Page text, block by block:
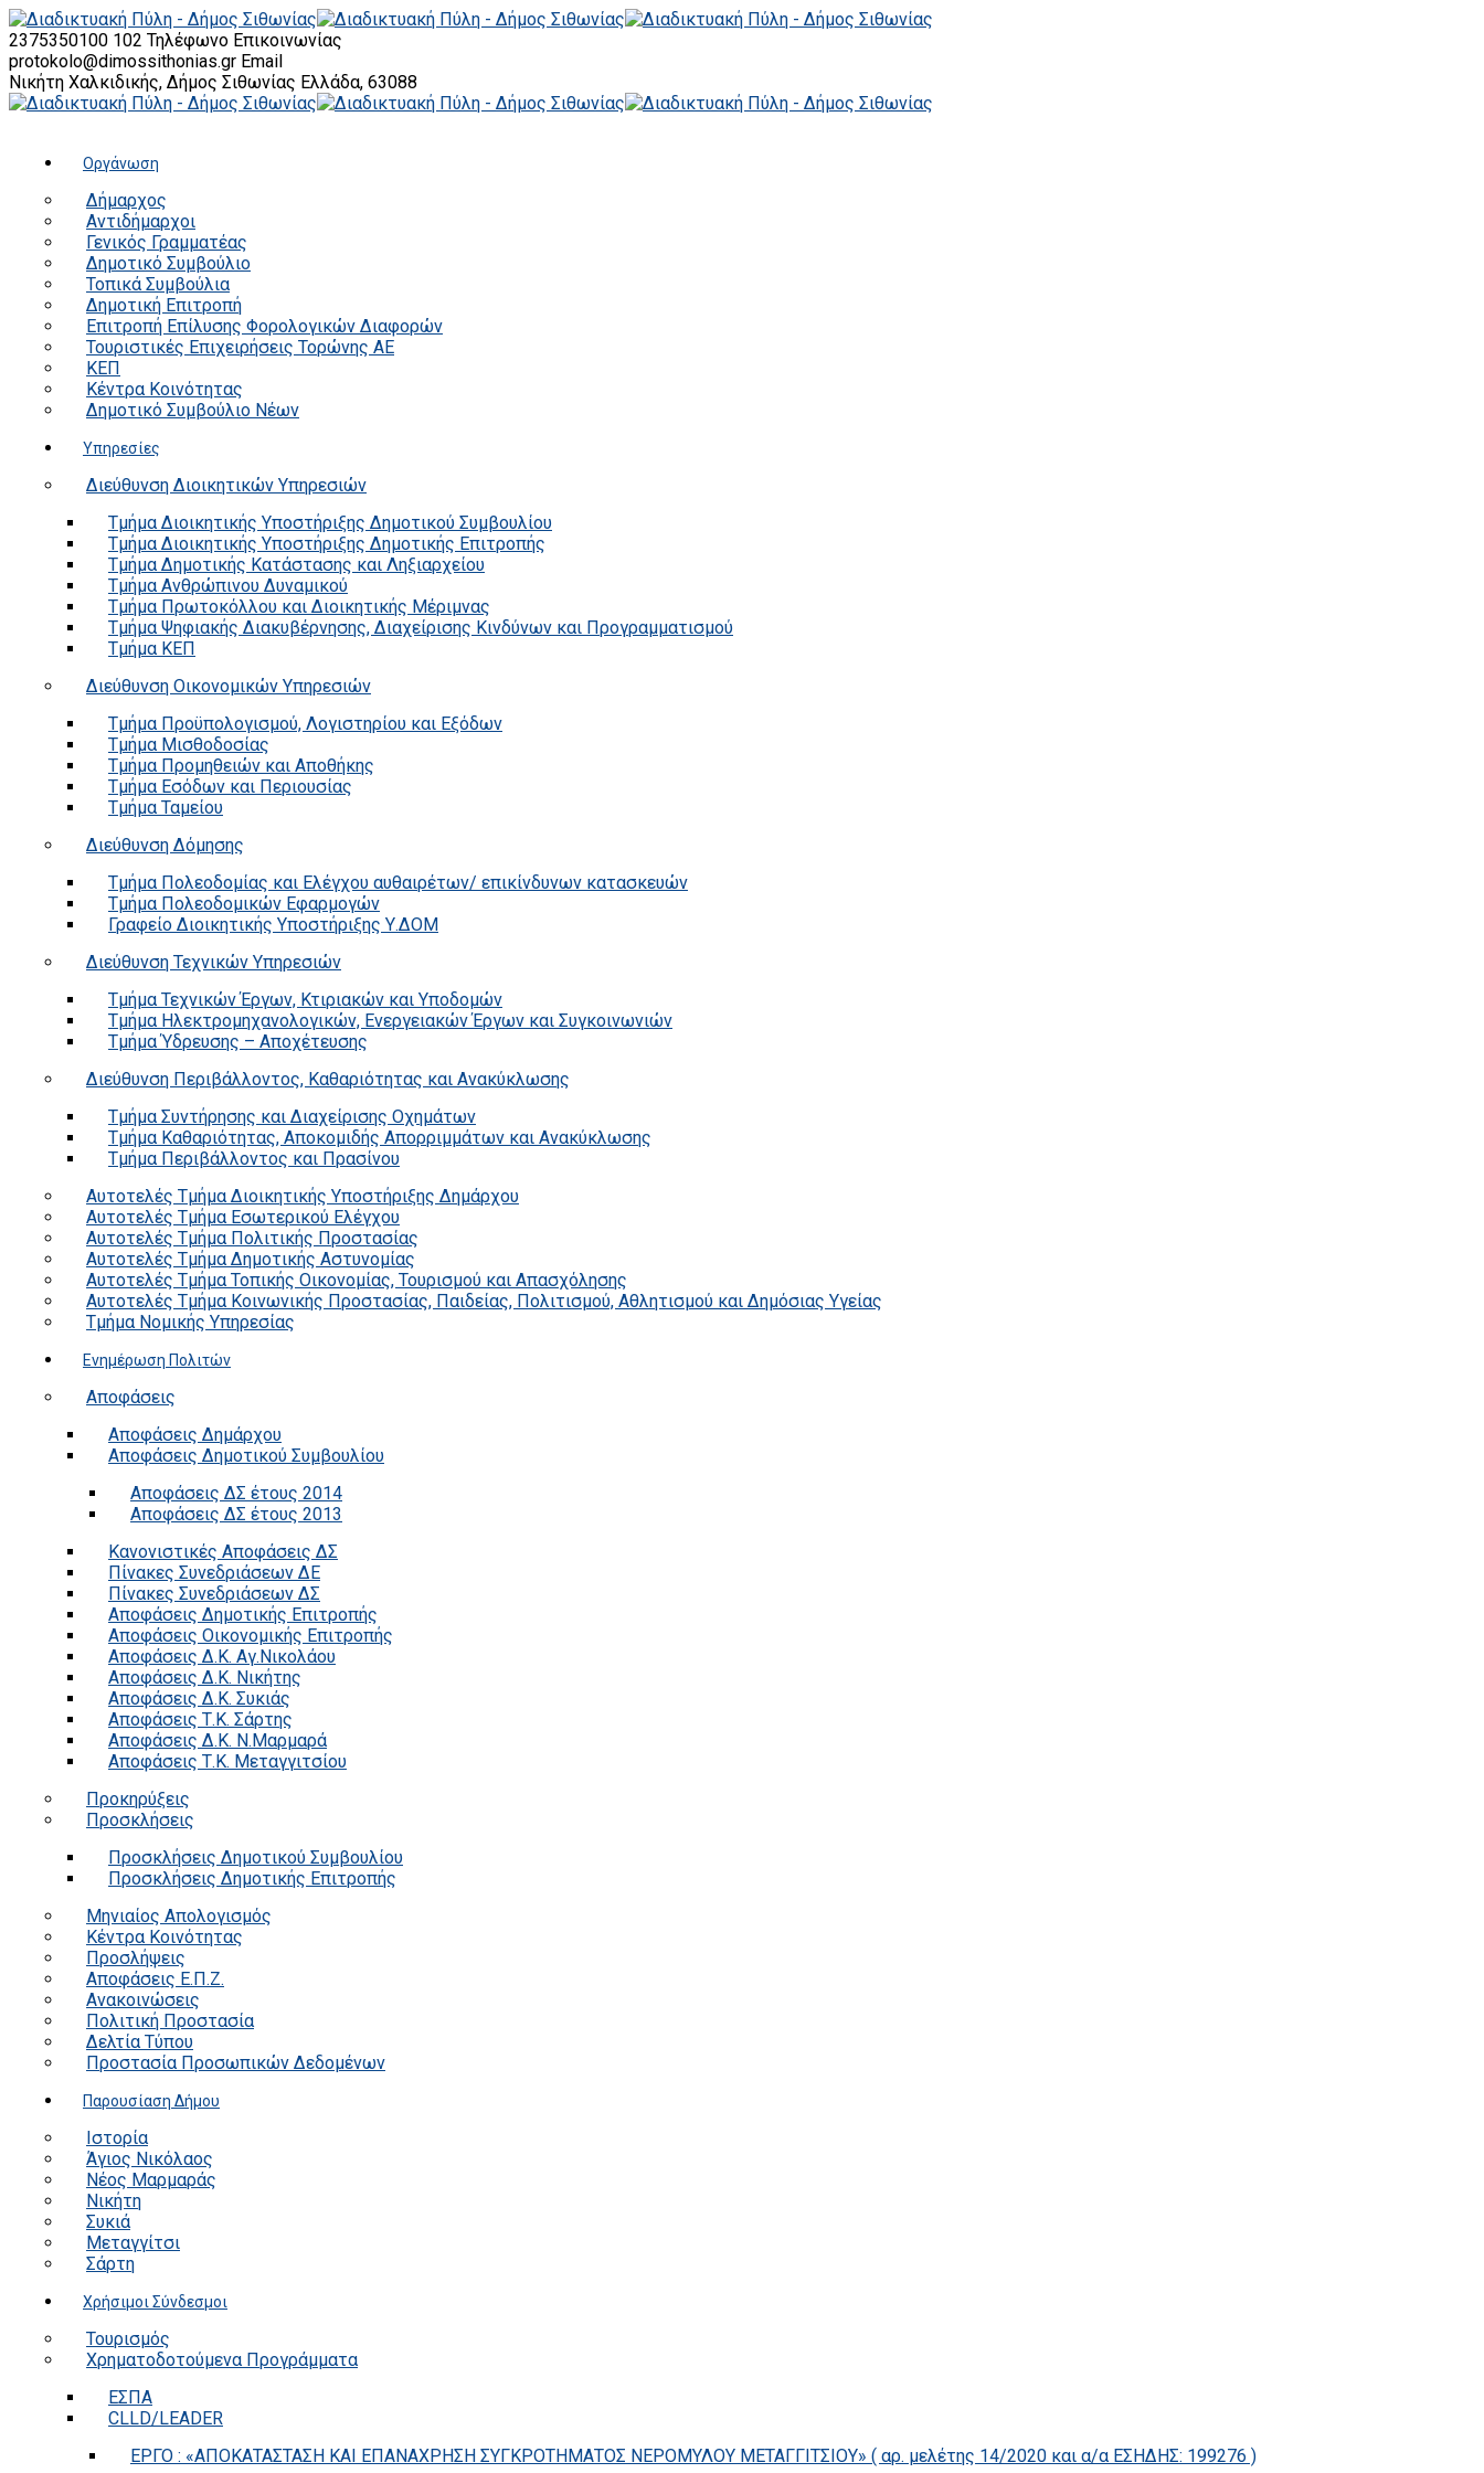
2375350100 102 Τηλέφωνο Επικοινωνίας
protokolo@dimossithonias.gr Email
Νικήτη Χαλκιδικής, Δήμος Σιθωνίας Ελλάδα, 63088
Οργάνωση
Δήμαρχος
Αντιδήμαρχοι
Γενικός Γραμματέας
Δημοτικό Συμβούλιο
Τοπικά Συμβούλια
Δημοτική Επιτροπή
Επιτροπή Επίλυσης Φορολογικών Διαφορών
Τουριστικές Επιχειρήσεις Τορώνης ΑΕ
ΚΕΠ
Κέντρα Κοινότητας
Δημοτικό Συμβούλιο Νέων
Υπηρεσίες
Διεύθυνση Διοικητικών Υπηρεσιών
Τμήμα Διοικητικής Υποστήριξης Δημοτικού Συμβουλίου
Τμήμα Διοικητικής Υποστήριξης Δημοτικής Επιτροπής
Τμήμα Δημοτικής Κατάστασης και Ληξιαρχείου
Τμήμα Ανθρώπινου Δυναμικού
Τμήμα Πρωτοκόλλου και Διοικητικής Μέριμνας
Τμήμα Ψηφιακής Διακυβέρνησης, Διαχείρισης Κινδύνων και Προγραμματισμού
Τμήμα ΚΕΠ
Διεύθυνση Οικονομικών Υπηρεσιών
Τμήμα Προϋπολογισμού, Λογιστηρίου και Εξόδων
Τμήμα Μισθοδοσίας
Τμήμα Προμηθειών και Αποθήκης
Τμήμα Εσόδων και Περιουσίας
Τμήμα Ταμείου
Διεύθυνση Δόμησης
Τμήμα Πολεοδομίας και Ελέγχου αυθαιρέτων/ επικίνδυνων κατασκευών
Τμήμα Πολεοδομικών Εφαρμογών
Γραφείο Διοικητικής Υποστήριξης Υ.ΔΟΜ
Διεύθυνση Τεχνικών Υπηρεσιών
Τμήμα Τεχνικών Έργων, Κτιριακών και Υποδομών
Τμήμα Ηλεκτρομηχανολογικών, Ενεργειακών Έργων και Συγκοινωνιών
Τμήμα Ύδρευσης – Αποχέτευσης
Διεύθυνση Περιβάλλοντος, Καθαριότητας και Ανακύκλωσης
Τμήμα Συντήρησης και Διαχείρισης Οχημάτων
Τμήμα Καθαριότητας, Αποκομιδής Απορριμμάτων και Ανακύκλωσης
Τμήμα Περιβάλλοντος και Πρασίνου
Αυτοτελές Τμήμα Διοικητικής Υποστήριξης Δημάρχου
Αυτοτελές Τμήμα Εσωτερικού Ελέγχου
Αυτοτελές Τμήμα Πολιτικής Προστασίας
Αυτοτελές Τμήμα Δημοτικής Αστυνομίας
Αυτοτελές Τμήμα Τοπικής Οικονομίας, Τουρισμού και Απασχόλησης
Αυτοτελές Τμήμα Κοινωνικής Προστασίας, Παιδείας, Πολιτισμού, Αθλητισμού και Δημόσιας Υγείας
Τμήμα Νομικής Υπηρεσίας
Ενημέρωση Πολιτών
Αποφάσεις
Αποφάσεις Δημάρχου
Αποφάσεις Δημοτικού Συμβουλίου
Αποφάσεις ΔΣ έτους 2014
Αποφάσεις ΔΣ έτους 2013
Κανονιστικές Αποφάσεις ΔΣ
Πίνακες Συνεδριάσεων ΔΕ
Πίνακες Συνεδριάσεων ΔΣ
Αποφάσεις Δημοτικής Επιτροπής
Αποφάσεις Οικονομικής Επιτροπής
Αποφάσεις Δ.Κ. Αγ.Νικολάου
Αποφάσεις Δ.Κ. Νικήτης
Αποφάσεις Δ.Κ. Συκιάς
Αποφάσεις Τ.Κ. Σάρτης
Αποφάσεις Δ.Κ. Ν.Μαρμαρά
Αποφάσεις Τ.Κ. Μεταγγιτσίου
Προκηρύξεις
Προσκλήσεις
Προσκλήσεις Δημοτικού Συμβουλίου
Προσκλήσεις Δημοτικής Επιτροπής
Μηνιαίος Απολογισμός
Κέντρα Κοινότητας
Προσλήψεις
Αποφάσεις Ε.Π.Ζ.
Ανακοινώσεις
Πολιτική Προστασία
Δελτία Τύπου
Προστασία Προσωπικών Δεδομένων
Παρουσίαση Δήμου
Ιστορία
Άγιος Νικόλαος
Νέος Μαρμαράς
Νικήτη
Συκιά
Μεταγγίτσι
Σάρτη
Χρήσιμοι Σύνδεσμοι
Τουρισμός
Χρηματοδοτούμενα Προγράμματα
ΕΣΠΑ
CLLD/LEADER
ΕΡΓΟ : «ΑΠΟΚΑΤΑΣΤΑΣΗ ΚΑΙ ΕΠΑΝΑΧΡΗΣΗ ΣΥΓΚΡΟΤΗΜΑΤΟΣ ΝΕΡΟΜΥΛΟΥ ΜΕΤΑΓΓΙΤΣΙΟΥ» ( αρ. μελέτης 14/2020 και α/α ΕΣΗΔΗΣ: 199276 )